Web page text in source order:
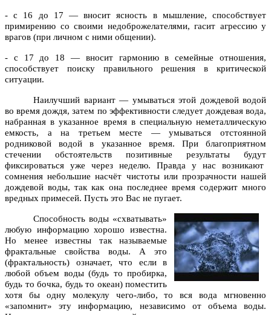
- с 16 до 17 — вносит ясность в мышление, способствует
примирению со своими недоброжелателями, гасит агрессию у
врагов (при личном с ними общении).
- с 17 до 18 — вносит гармонию в семейные отношения,
способствует поиску правильного решения в критической
ситуации.
Наилучший вариант — умываться этой дождевой водой
во время дождя, затем по эффективности следует дождевая вода,
набранная в указанное время в специальную неметаллическую
емкость, а на третьем месте — умываться отстоянной
родниковой водой в указанное время. При благоприятном
стечении обстоятельств позитивные результаты будут
фиксироваться уже через неделю. Правда у нас возникают
сомнения небольшие насчёт чистоты или прозрачности нашей
дождевой воды, так как она последнее время содержит много
вредных примесей. Пусть это Вас не пугает.
Способность воды «схватывать»
любую информацию хорошо известна.
Но менее известны так называемые
фрактальные свойства воды. А это
(фрактальность) означает, что если в
любой объем воды (будь то пробирка,
будь то бочка, будь то океан) поместить
хотя бы одну молекулу чего-либо, то вся вода мгновенно
«запомнит» эту информацию, независимо от объема воды.